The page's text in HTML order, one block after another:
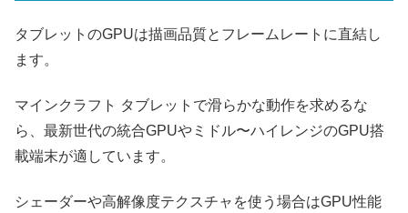
タブレットのGPUは描画品質とフレームレートに直結し
ます。
マインクラフト タブレットで滑らかな動作を求めるな
ら、最新世代の統合GPUやミドル〜ハイレンジのGPU搭
載端末が適しています。
シェーダーや高解像度テクスチャを使う場合はGPU性能